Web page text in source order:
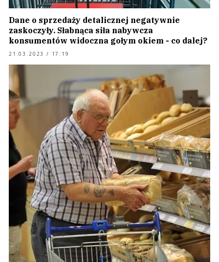
Dane o sprzedaży detalicznej negatywnie
zaskoczyły. Słabnąca siła nabywcza
konsumentów widoczna gołym okiem - co dalej?
21.03.2023 / 17:19